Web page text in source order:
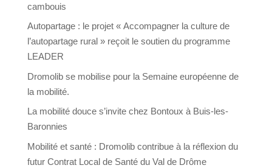
cambouis
Autopartage : le projet « Accompagner la culture de
l’autopartage rural » reçoit le soutien du programme
LEADER
Dromolib se mobilise pour la Semaine européenne de
la mobilité.
La mobilité douce s’invite chez Bontoux à Buis-les-
Baronnies
Mobilité et santé : Dromolib contribue à la réflexion du
futur Contrat Local de Santé du Val de Drôme